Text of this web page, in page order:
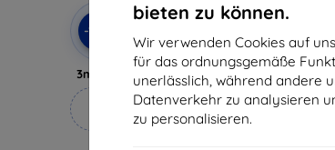
bieten zu können.
Wir verwenden Cookies auf
für das ordnungsgemäße
unerlässlich, während andere
Datenverkehr zu analysieren
zu personalisieren.
-10%
Rabatt
Gutschein
3mk Anti-Shock Schutzglas
Maßgeschneidert
hergestellt
3mk Pure